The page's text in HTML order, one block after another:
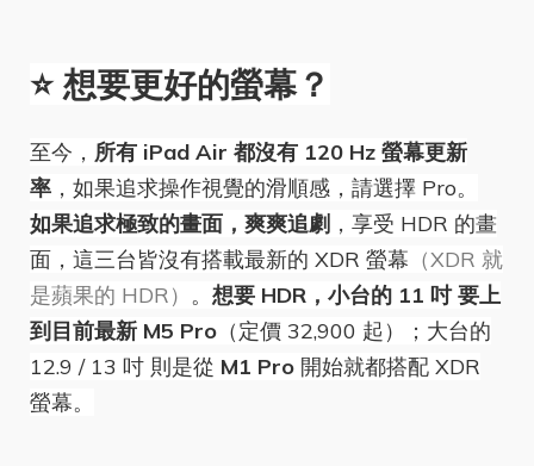
⭐️ 想要更好的螢幕？
至今， 所有 iPad Air 都沒有 120 Hz 螢幕更新
率 ，如果追求操作視覺的滑順感，請選擇 Pro。
如果追求極致的畫面，爽爽追劇 ，享受 HDR 的畫
面，這三台皆沒有搭載最新的 XDR 螢幕 （XDR 就
是蘋果的 HDR） 。 想要 HDR，小台的 11 吋 要上
到目前最新 M5 Pro （定價 32,900 起）；大台的
12.9 / 13 吋 則是從 M1 Pro 開始就都搭配 XDR
螢幕。